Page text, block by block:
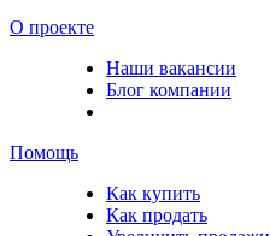
О проекте
Наши вакансии
Блог компании
Помощь
Как купить
Как продать